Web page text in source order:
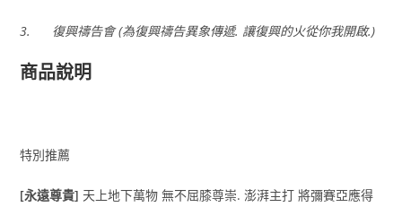
3. 復興禱告會 (為復興禱告異象傳遞. 讓復興的火從你我開啟.)
商品說明
特別推薦
[永遠尊貴] 天上地下萬物 無不屈膝尊崇. 澎湃主打 將彌賽亞應得